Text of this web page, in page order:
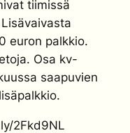
tiimissä
euron palkkio.
Osa kv-
saapuvien
2Fkd9NL